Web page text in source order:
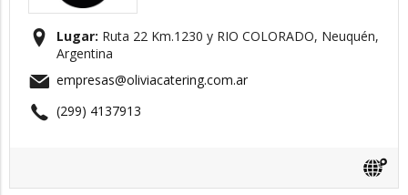
Lugar: Ruta 22 Km.1230 y RIO COLORADO, Neuquén,
Argentina
empresas@oliviacatering.com.ar
(299) 4137913